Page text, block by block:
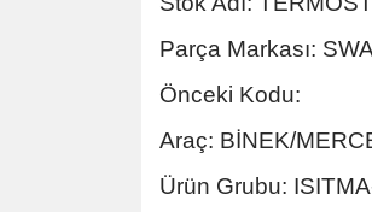
Parça Markası:
Önceki Kodu:
Araç: BİNEK/
Ürün Grubu: